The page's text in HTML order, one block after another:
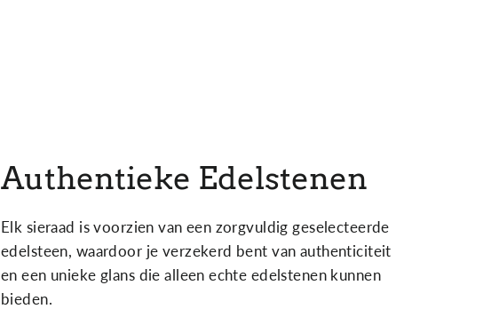
Authentieke Edelstenen
Elk sieraad is voorzien van een zorgvuldig geselecteerde
edelsteen, waardoor je verzekerd bent van authenticiteit
en een unieke glans die alleen echte edelstenen kunnen
bieden.